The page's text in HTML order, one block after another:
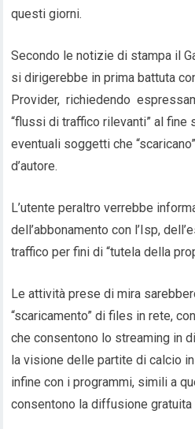
questi giorni.
Secondo le notizie di stampa il
si dirigerebbe in prima battuta
Provider, richiedendo
“flussi di traffico rilevanti” al
eventuali soggetti che
d’autore.
L’utente peraltro verrebbe
dell’abbonamento con l’Isp,
traffico per fini di “tutela della
Le attività prese di mira
“scaricamento” di files in rete,
che consentono lo streaming in
la visione delle partite di calcio
infine con i programmi, simili a
consentono la diffusione gratuita